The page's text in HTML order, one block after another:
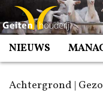
Spring
naar
inhoud
NIEUWS
Achtergrond |